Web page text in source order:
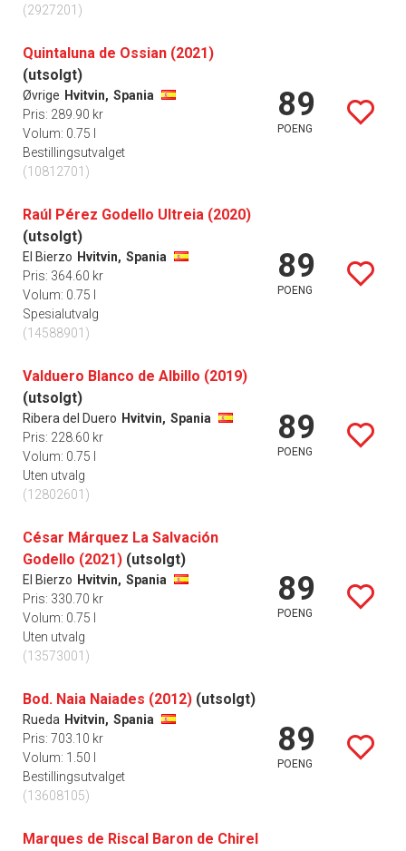
(2927201)
Quintaluna de Ossian (2021)
(utsolgt)
Øvrige Hvitvin, Spania
Pris: 289.90 kr
Volum: 0.75 l
Bestillingsutvalget
(10812701)
89
POENG
Raúl Pérez Godello Ultreia (2020)
(utsolgt)
El Bierzo Hvitvin, Spania
Pris: 364.60 kr
Volum: 0.75 l
Spesialutvalg
(14588901)
89
POENG
Valduero Blanco de Albillo (2019)
(utsolgt)
Ribera del Duero Hvitvin, Spania
Pris: 228.60 kr
Volum: 0.75 l
Uten utvalg
(12802601)
89
POENG
César Márquez La Salvación
Godello (2021) (utsolgt)
El Bierzo Hvitvin, Spania
Pris: 330.70 kr
Volum: 0.75 l
Uten utvalg
(13573001)
89
POENG
Bod. Naia Naiades (2012) (utsolgt)
Rueda Hvitvin, Spania
Pris: 703.10 kr
Volum: 1.50 l
Bestillingsutvalget
(13608105)
89
POENG
Marques de Riscal Baron de Chirel